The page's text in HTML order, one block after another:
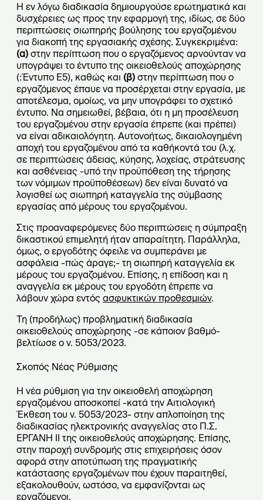
Η εν λόγω διαδικασία δημιουργούσε ερωτηματικά και
δυσχέρειες ως προς την εφαρμογή της, ιδίως, σε δύο
περιπτώσεις σιωπηρής βούλησης του εργαζομένου
για διακοπή της εργασιακής σχέσης. Συγκεκριμένα:
(α) στην περίπτωση που ο εργαζόμενος αρνούνταν να
υπογράψει το έντυπο της οικειοθελούς αποχώρησης
(:Έντυπο Ε5), καθώς και (β) στην περίπτωση που ο
εργαζόμενος έπαυε να προσέρχεται στην εργασία, με
αποτέλεσμα, ομοίως, να μην υπογράφει το σχετικό
έντυπο. Να σημειωθεί, βέβαια, ότι η μη προσέλευση
του εργαζομένου στην εργασία έπρεπε (και πρέπει)
να είναι αδικαιολόγητη. Αυτονοήτως, δικαιολογημένη
αποχή του εργαζομένου από τα καθήκοντά του (λ.χ.
σε περιπτώσεις άδειας, κύησης, λοχείας, στράτευσης
και ασθένειας -υπό την προϋπόθεση της τήρησης
των νόμιμων προϋποθέσεων) δεν είναι δυνατό να
λογισθεί ως σιωπηρή καταγγελία της σύμβασης
εργασίας από μέρους του εργαζομένου.
Στις προαναφερόμενες δύο περιπτώσεις η σύμπραξη
δικαστικού επιμελητή ήταν απαραίτητη. Παράλληλα,
όμως, ο εργοδότης όφειλε να συμπεράνει με
ασφάλεια -πώς άραγε;- τη σιωπηρή καταγγελία εκ
μέρους του εργαζομένου. Επίσης, η επίδοση και η
αναγγελία εκ μέρους του εργοδότη έπρεπε να
λάβουν χώρα εντός ασφυκτικών προθεσμιών.
Τη (προδήλως) προβληματική διαδικασία
οικειοθελούς αποχώρησης -σε κάποιον βαθμό-
βελτίωσε ο ν. 5053/2023.
Σκοπός Νέας Ρύθμισης
Η νέα ρύθμιση για την οικειοθελή αποχώρηση
εργαζομένου αποσκοπεί -κατά την Αιτιολογική
Έκθεση του ν. 5053/2023- στην απλοποίηση της
διαδικασίας ηλεκτρονικής αναγγελίας στο Π.Σ.
ΕΡΓΑΝΗ ΙΙ της οικειοθελούς αποχώρησης. Επίσης,
στην παροχή συνδρομής στις επιχειρήσεις όσον
αφορά στην αποτύπωση της πραγματικής
κατάστασης εργαζομένων που έχουν παραιτηθεί,
εξακολουθούν, ωστόσο, να εμφανίζονται ως
εργαζόμενοι.